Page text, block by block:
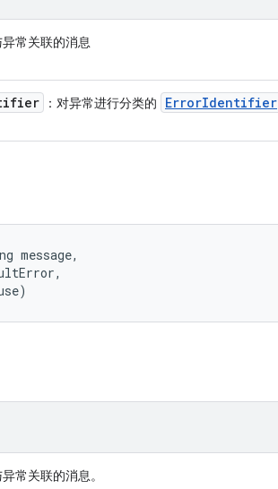
异常关联的消息
：对异常进行分类的 ErrorIdentifier
message,
异常关联的消息。